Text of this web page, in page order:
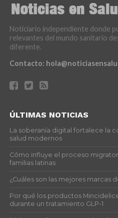
Noticiario independiente donde
relevantes del mundo sanitario
diferente.
Contacto:
ÚLTIMAS NOTICIAS
La soberanía digital fortalece la
salud modernos
Cómo influye el proceso
familias latinas
¿Cuáles son las mejores
Por qué los productos
durante un tratamiento GLP-1